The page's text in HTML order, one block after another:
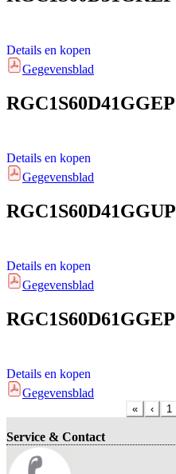
Details en kopen
Gegevensblad
RGC1S60D41GGEP
Details en kopen
Gegevensblad
RGC1S60D41GGUP
Details en kopen
Gegevensblad
RGC1S60D61GGEP
Details en kopen
Gegevensblad
« ‹ 1
Service & Contact